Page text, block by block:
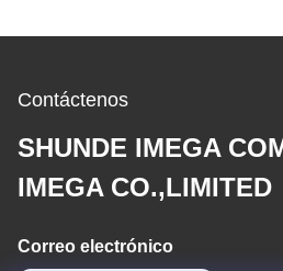
Contáctenos
SHUNDE IMEGA
IMEGA CO.,LIMITED
Correo electrónico